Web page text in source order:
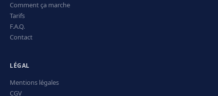
Comment ça marche
Tarifs
F.A.Q.
Contact
LÉGAL
Mentions légales
CGV